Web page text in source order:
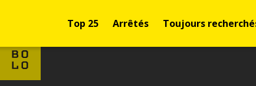
Top 25 Arrêtés Toujours